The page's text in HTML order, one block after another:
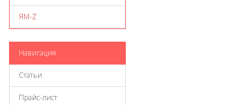
ЯМ-Z
Навигация
Статьи
Прайс-лист